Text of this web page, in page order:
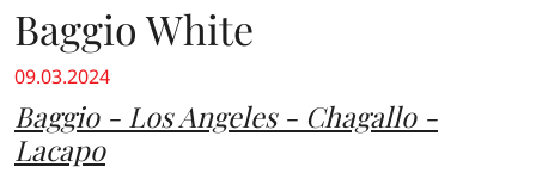
Katalogbestellung
Über Uns
Team
Kontakt
catalogs & offers
Züchterangebote
Downloads
Stallion show 2024
Baggio White
09.03.2024
Baggio - Los Angeles - Chagallo -
Lacapo